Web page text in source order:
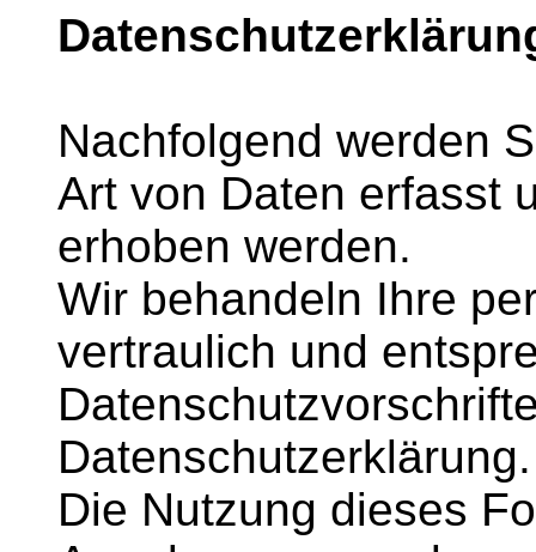
Nachfolgend werden
Art von Daten erfasst
erhoben werden.
Wir behandeln Ihre
vertraulich und
Datenschutzerklärung.
Die Nutzung dieses